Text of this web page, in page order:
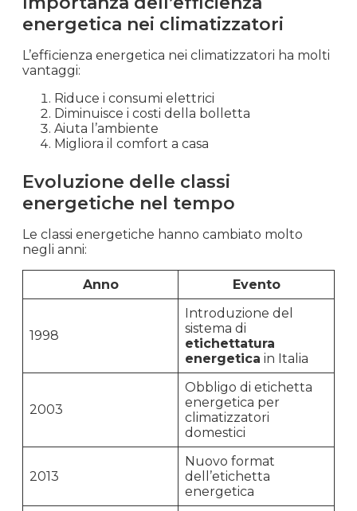
energetica nei climatizzatori
L’efficienza energetica nei climatizzatori ha molti
vantaggi:
Riduce i consumi elettrici
Diminuisce i costi della bolletta
Aiuta l’ambiente
Migliora il comfort a casa
Evoluzione delle classi
energetiche nel tempo
Le classi energetiche hanno cambiato molto
negli anni:
Anno Evento
1998
Introduzione del
sistema di
etichettatura
energetica in Italia
2003
Obbligo di etichetta
energetica per
climatizzatori
domestici
2013
Nuovo format
dell’etichetta
energetica